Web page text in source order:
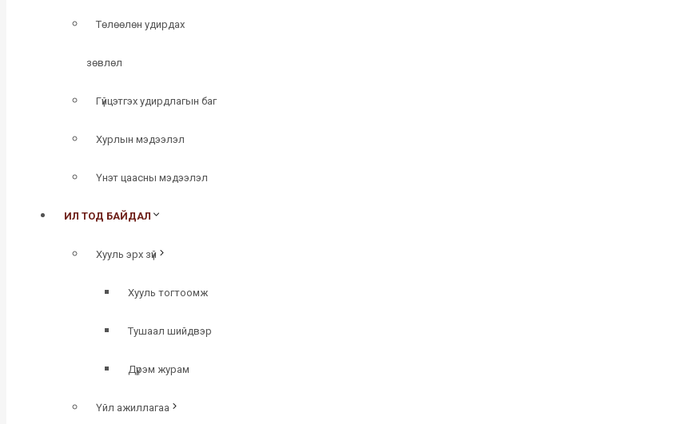
Төлөөлөн удирдах
зөвлөл
Гүйцэтгэх удирдлагын баг
Хурлын мэдээлэл
Үнэт цаасны мэдээлэл
ИЛ ТОД БАЙДАЛ
Хууль эрх зүй
Хууль тогтоомж
Тушаал шийдвэр
Дүрэм журам
Үйл ажиллагаа